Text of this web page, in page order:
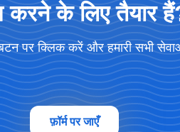
के लिए तैयार
पर क्लिक करें और हमारी सभी
फ़ॉर्म पर जाएँ